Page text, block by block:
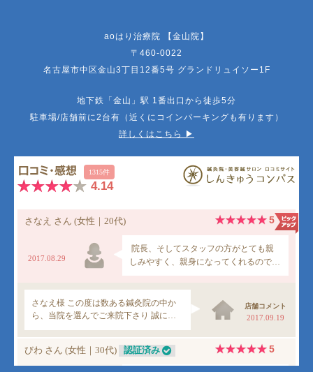
aoはり治療院 【金山院】
〒460-0022
名古屋市中区金山3丁目12番5号 グランドリュイソー1F
地下鉄「金山」駅 1番出口から徒歩5分
駐車場/店舗前に2台有（近くにコインパーキングも有ります）
詳しくはこちら ▶︎